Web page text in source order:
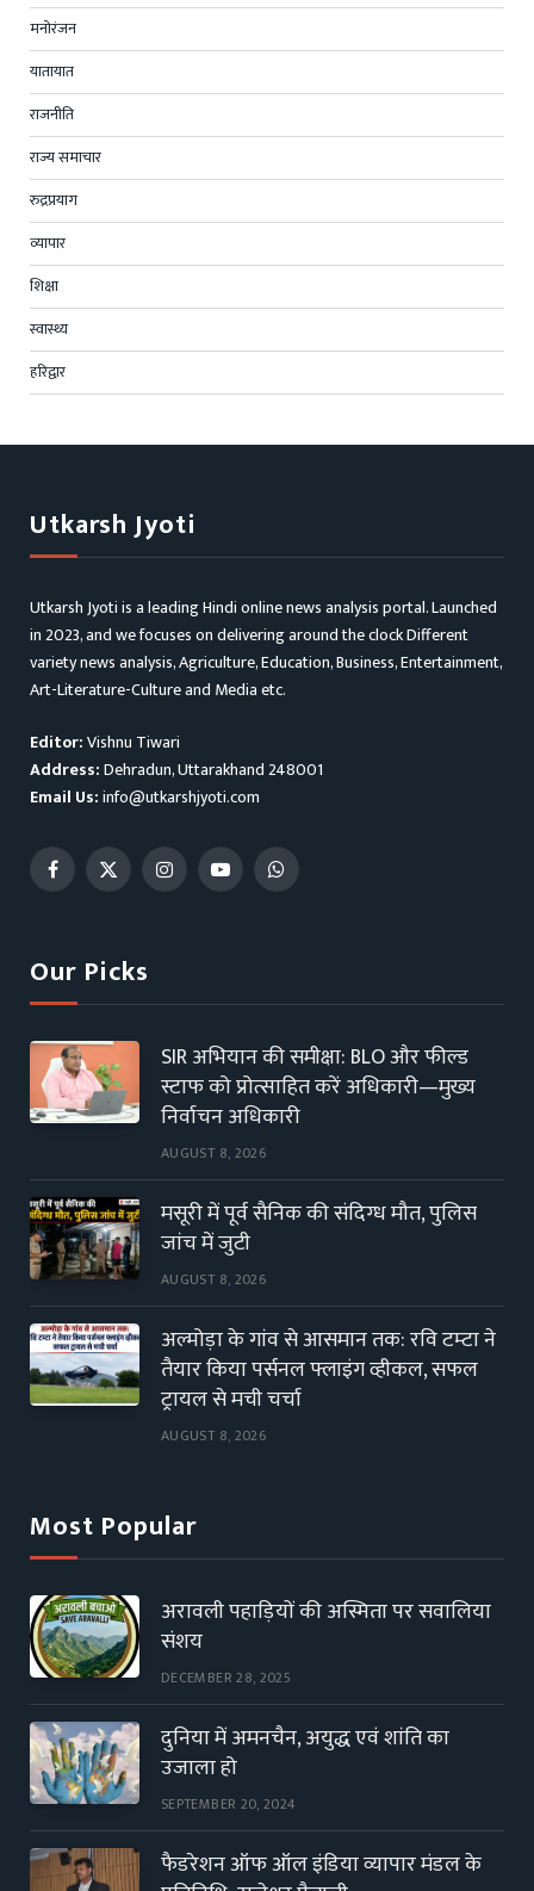
मनोरंजन
यातायात
राजनीति
राज्य समाचार
रुद्रप्रयाग
व्यापार
शिक्षा
स्वास्थ्य
हरिद्वार
Utkarsh Jyoti
Utkarsh Jyoti is a leading Hindi online news analysis portal. Launched
in 2023, and we focuses on delivering around the clock Different
variety news analysis, Agriculture, Education, Business, Entertainment,
Art-Literature-Culture and Media etc.
Editor:Vishnu Tiwari
Address:Dehradun, Uttarakhand 248001
Email Us:info@utkarshjyoti.com
Facebook
X
InstagramYouTubeWhatsApp
Our Picks
SIR अभियान की समीक्षा: BLO और फील्ड
स्टाफ को प्रोत्साहित करें अधिकारी—मुख्य
निर्वाचन अधिकारी
AUGUST 8, 2026
मसूरी में पूर्व सैनिक की संदिग्ध मौत, पुलिस
जांच में जुटी
AUGUST 8, 2026
अल्मोड़ा के गांव से आसमान तक: रवि टम्टा ने
तैयार किया पर्सनल फ्लाइंग व्हीकल, सफल
ट्रायल से मची चर्चा
AUGUST 8, 2026
Most Popular
अरावली पहाड़ियों की अस्मिता पर सवालिया
संशय
DECEMBER 28, 2025
दुनिया में अमनचैन, अयुद्ध एवं शांति का
उजाला हो
SEPTEMBER 20, 2024
फैडरेशन ऑफ ऑल इंडिया व्यापार मंडल के